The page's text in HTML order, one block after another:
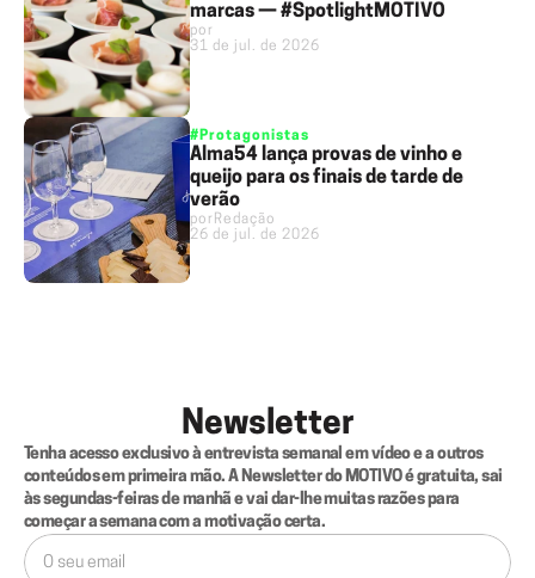
marcas — #SpotlightMOTIVO
por
31 de jul. de 2026
#Protagonistas
Alma54 lança provas de vinho e
queijo para os finais de tarde de
verão
por Redação
26 de jul. de 2026
Newsletter
Tenha acesso exclusivo à entrevista semanal em vídeo e a outros
conteúdos em primeira mão. A Newsletter do MOTIVO é gratuita, sai
às segundas-feiras de manhã e vai dar-lhe muitas razões para
começar a semana com a motivação certa.